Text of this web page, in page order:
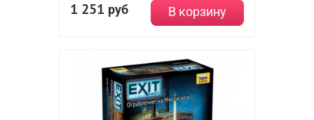
1 251 руб В корзину